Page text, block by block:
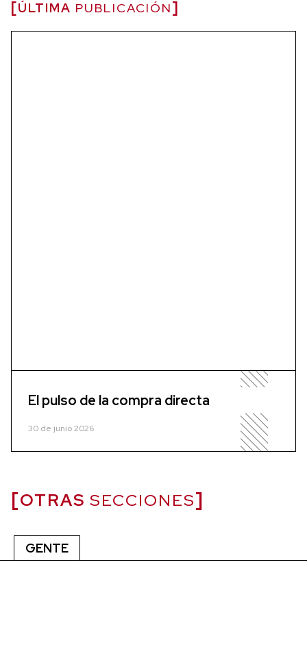
ÚLTIMA PUBLICACIÓN
El pulso de la compra directa
30 de junio 2026
OTRAS SECCIONES
GENTE